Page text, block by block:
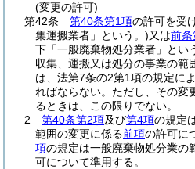
(変更の許可)
第42条
第40条第1項の許可を受
集運搬業者」という。)又は前条
下「一般廃棄物処分業者」とい
収集、運搬又は処分の事業の範
は、法第7条の2第1項の規定に
ればならない。 ただし、その変
るときは、この限りでない。
2
第40条第2項及び第4項の規定
範囲の変更に係る前項の許可に
項の規定は一般廃棄物処分業の
可について準用する。